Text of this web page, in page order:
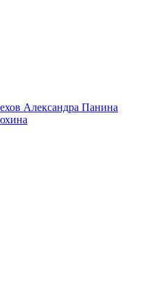
Александра Панина